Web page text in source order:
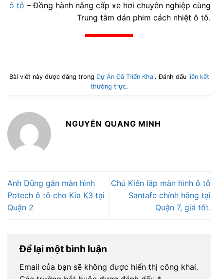
ô tô – Đồng hành nâng cấp xe hơi chuyên nghiệp cùng
Trung tâm dán phim cách nhiệt ô tô.
Bài viết này được đăng trong Dự Án Đã Triển Khai. Đánh dấu liên kết
thường trực.
NGUYỄN QUANG MINH
Anh Dũng gắn màn hình
Potech ô tô cho Kia K3 tại
Quận 2
Chú Kiên lắp màn hình ô tô
Santafe chính hãng tại
Quận 7, giá tốt.
Để lại một bình luận
Email của bạn sẽ không được hiển thị công khai.